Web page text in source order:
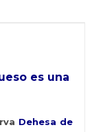
es una
Dehesa de